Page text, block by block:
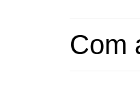
Com